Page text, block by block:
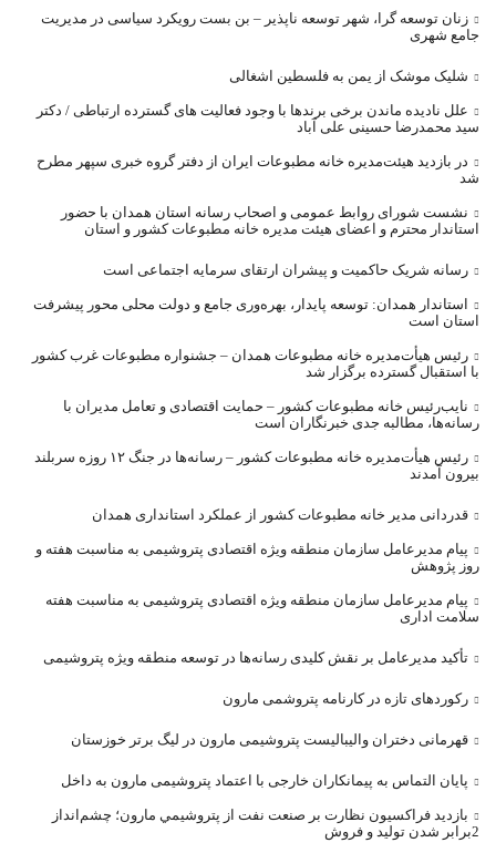
زنان توسعه گرا، شهر توسعه ناپذیر – بن بست رویکرد سیاسی در مدیریت
جامع شهری
شلیک موشک از یمن به فلسطین اشغالی
علل نادیده ماندن برخی برندها با وجود فعالیت های گسترده ارتباطی / دکتر
سید محمدرضا حسینی علی آباد
در بازدید هیئت‌مدیره خانه مطبوعات ایران از دفتر گروه خبری سپهر مطرح
شد
نشست شورای روابط عمومی و اصحاب رسانه استان همدان با حضور
استاندار محترم و اعضای هیئت مدیره خانه مطبوعات کشور و استان
رسانه شریک حاکمیت و پیشران ارتقای سرمایه اجتماعی است
استاندار همدان: توسعه پایدار، بهره‌وری جامع و دولت محلی محور پیشرفت
استان است
رئیس هیأت‌مدیره خانه مطبوعات همدان – جشنواره مطبوعات غرب کشور
با استقبال گسترده برگزار شد
نایب‌رئیس خانه مطبوعات کشور – حمایت اقتصادی و تعامل مدیران با
رسانه‌ها، مطالبه جدی خبرنگاران است
رئیس هیأت‌مدیره خانه مطبوعات کشور – رسانه‌ها در جنگ ۱۲ روزه سربلند
بیرون آمدند
قدردانی مدیر خانه مطبوعات کشور از عملکرد استانداری همدان
پیام مدیرعامل سازمان منطقه ویژه اقتصادی پتروشیمی به مناسبت هفته و
روز پژوهش
پیام مدیرعامل سازمان منطقه ویژه اقتصادی پتروشیمی به مناسبت هفته
سلامت اداری
تأکید مدیرعامل بر نقش کلیدی رسانه‌ها در توسعه منطقه ویژه پتروشیمی
رکوردهای تازه در کارنامه پتروشمی مارون
قهرمانی دختران والیبالیست پتروشیمی مارون در لیگ برتر خوزستان
پایان التماس به پیمانکاران خارجی با اعتماد پتروشیمی مارون به داخل
بازديد فراکسيون نظارت بر صنعت نفت از پتروشيمي مارون؛ چشم‌انداز
2برابر شدن توليد و فروش